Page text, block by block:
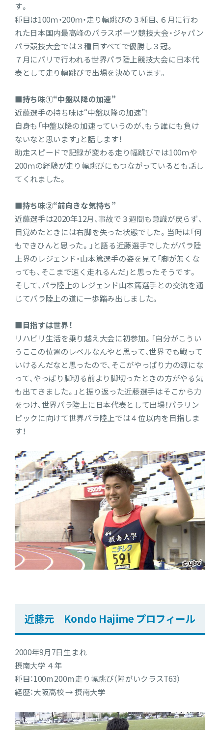
す。
種目は100ｍ・200ｍ・走り幅跳びの３種目、６月に行わ
れた日本国内最高峰のパラスポーツ競技大会・ジャパン
パラ競技大会では３種目すべてで優勝し３冠。
７月にパリで行われる世界パラ陸上競技大会に日本代
表として走り幅跳びで出場を決めています。
■持ち味①“中盤以降の加速”
近藤選手の持ち味は“中盤以降の加速”！
自身も「中盤以降の加速っていうのが、もう誰にも負け
ないなと思います」と話します！
助走スピードで記録が変わる走り幅跳びでは100ｍや
200ｍの経験が走り幅跳びにもつながっているとも話し
てくれました。
■持ち味②“前向きな気持ち”
近藤選手は2020年12月、事故で３週間も意識が戻らず、
目覚めたときには右脚を失った状態でした。当時は「何
もできひんと思った。」と語る近藤選手でしたがパラ陸
上界のレジェンド・山本篤選手の姿を見て「脚が無くな
っても、そこまで速く走れるんだ」と思ったそうです。
そして、パラ陸上のレジェンド山本篤選手との交流を通
じてパラ陸上の道に一歩踏み出しました。
■目指すは世界！
リハビリ生活を乗り越え大会に初参加。「自分がこうい
うここの位置のレベルなんやと思って、世界でも戦って
いけるんだなと思ったので、そこがやっぱり力の源にな
って、やっぱり脚切る前より脚切ったときの方がやる気
も出てきました。」と振り返った近藤選手はそこから力
をつけ、世界パラ陸上に日本代表として出場！パラリン
ピックに向けて世界パラ陸上では４位以内を目指しま
す！
近藤元 Kondo Hajime プロフィール
2000年9月7日生まれ
摂南大学 ４年
種目：100m 200m 走り幅跳び（障がいクラスT63）
経歴：大阪高校 → 摂南大学